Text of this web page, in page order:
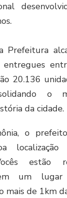
Prefeitura
entregues
20.136
o
da cidade.
o
estão
um lugar
mais de 1km